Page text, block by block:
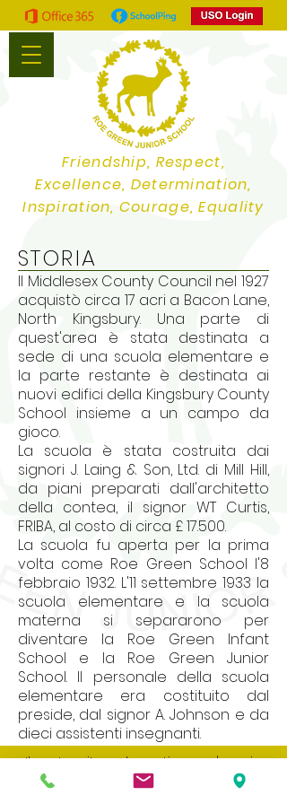
Friendship, Respect,
Excellence, Determination,
Inspiration, Courage, Equality
STORIA
Il Middlesex County Council nel 1927
acquistò circa 17 acri a Bacon Lane,
North Kingsbury. Una parte di
quest'area è stata destinata a
sede di una scuola elementare e
la parte restante è destinata ai
nuovi edifici della Kingsbury County
School insieme a un campo da
gioco.
La scuola è stata costruita dai
signori J. Laing & Son, Ltd. di Mill Hill,
da piani preparati dall'architetto
della contea, il signor WT Curtis,
FRIBA, al costo di circa £ 17.500.
La scuola fu aperta per la prima
volta come Roe Green School l'8
febbraio 1932. L'11 settembre 1933 la
scuola elementare e la scuola
materna si separarono per
diventare la Roe Green Infant
School e la Roe Green Junior
School. Il personale della scuola
elementare era costituito dal
preside, dal signor A. Johnson e da
dieci assistenti insegnanti.
Il nostro sito web contiene un'ampia
varietà di informazioni e documenti, se
desideri una copia cartacea di uno di